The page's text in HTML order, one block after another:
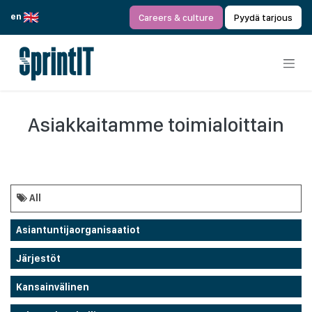
en
Careers & culture Pyydä tarjous
Asiakkaitamme toimialoittain
All
Asiantuntijaorganisaatiot
Järjestöt
Kansainvälinen